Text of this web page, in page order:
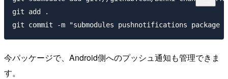
git add .
git commit -m "submodules pushnotifications package
今パッケージで、Android側へのプッシュ通知も管理できま
す。